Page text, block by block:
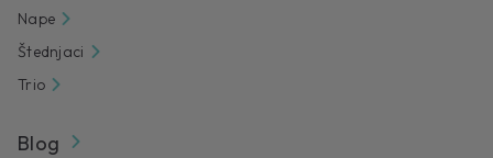
Nape
Štednjaci
Trio
Blog